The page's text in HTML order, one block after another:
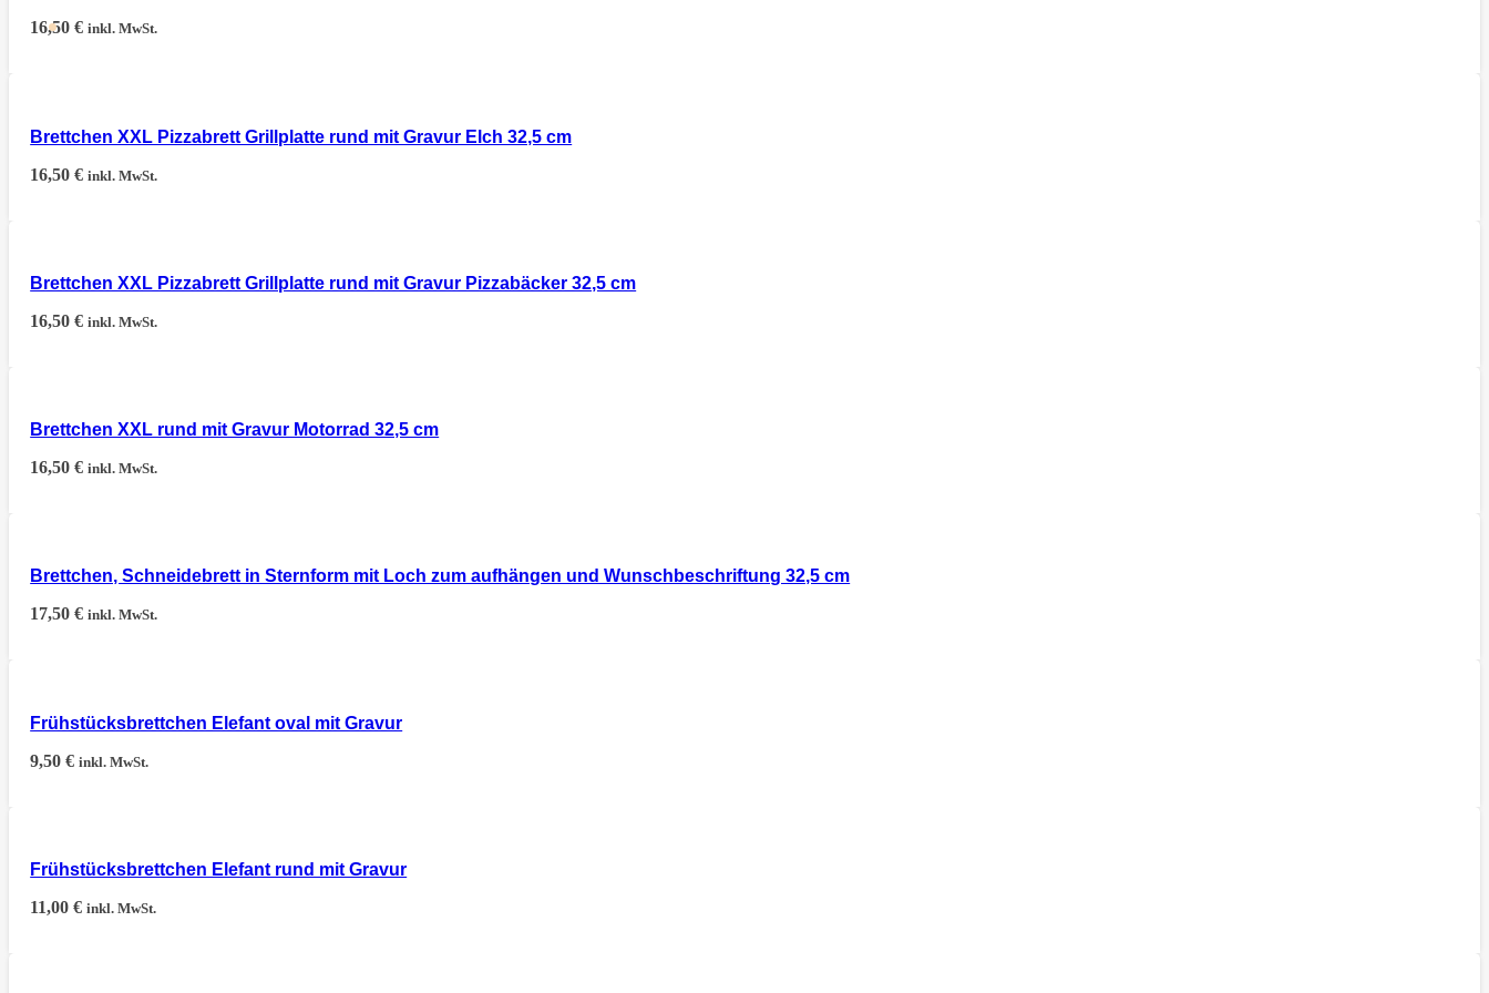
16,50€ inkl. MwSt.
Brettchen XXL Pizzabrett Grillplatte rund mit Gravur Elch 32,5 cm
16,50€ inkl. MwSt.
Brettchen XXL Pizzabrett Grillplatte rund mit Gravur Pizzabäcker 32,5 cm
16,50€ inkl. MwSt.
Brettchen XXL rund mit Gravur Motorrad 32,5 cm
16,50€ inkl. MwSt.
Brettchen, Schneidebrett in Sternform mit Loch zum aufhängen und Wunschbeschriftung 32,5 cm
17,50€ inkl. MwSt.
Frühstücksbrettchen Elefant oval mit Gravur
9,50€ inkl. MwSt.
Frühstücksbrettchen Elefant rund mit Gravur
11,00€ inkl. MwSt.